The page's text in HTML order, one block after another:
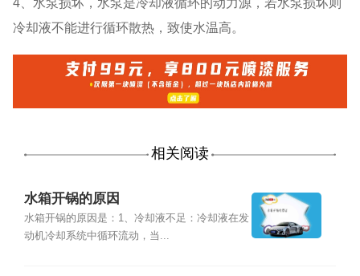
冷却液不能进行循环散热，致使水温高。
相关阅读
水箱开锅的原因
水箱开锅的原因是：1、冷却液不足：冷却液在发
动机冷却系统中循环流动，当...